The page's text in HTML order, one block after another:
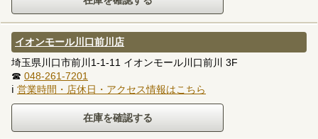
イオンモール川口前川店
埼玉県川口市前川1-1-11 イオンモール川口前川 3F
☎ 048-261-7201
ℹ 営業時間・店休日・アクセス情報はこちら